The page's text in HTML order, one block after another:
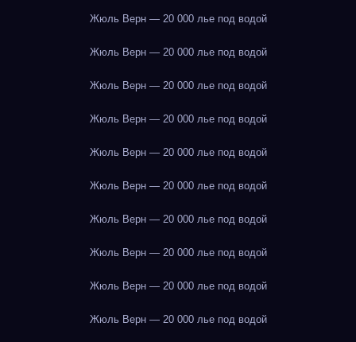
Жюль Верн — 20 000 лье под водой
Жюль Верн — 20 000 лье под водой
Жюль Верн — 20 000 лье под водой
Жюль Верн — 20 000 лье под водой
Жюль Верн — 20 000 лье под водой
Жюль Верн — 20 000 лье под водой
Жюль Верн — 20 000 лье под водой
Жюль Верн — 20 000 лье под водой
Жюль Верн — 20 000 лье под водой
Жюль Верн — 20 000 лье под водой